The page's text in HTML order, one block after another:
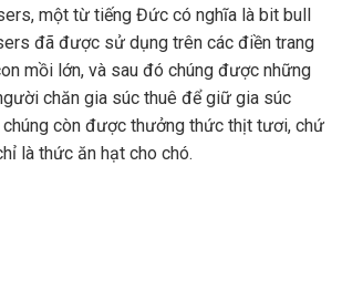
một từ tiếng Đức có nghĩa là bit bull
đã được sử dụng trên các điền trang
mồi lớn, và sau đó chúng được những
chăn gia súc thuê để giữ gia súc
còn được thưởng thức thịt tươi, chứ
là thức ăn hạt cho chó.